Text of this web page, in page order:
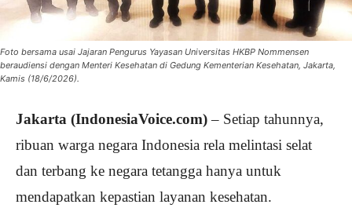
Foto bersama usai Jajaran Pengurus Yayasan Universitas HKBP Nommensen
beraudiensi dengan Menteri Kesehatan di Gedung Kementerian Kesehatan, Jakarta,
Kamis (18/6/2026).
Jakarta (IndonesiaVoice.com)– Setiap tahunnya,
ribuan warga negara Indonesia rela melintasi selat
dan terbang ke negara tetangga hanya untuk
mendapatkan kepastian layanan kesehatan.